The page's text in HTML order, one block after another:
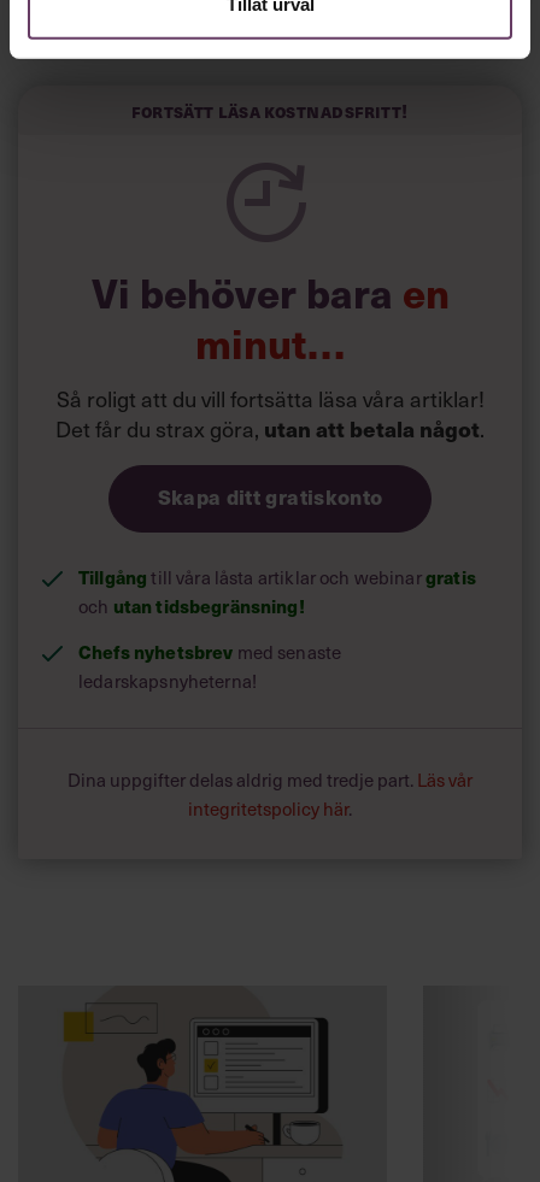
Horwitz har nu utvecklat sitt trick till en affärsidé: appen
Sinceerly som konverterar formellt och minutiöst
kortfattat slarviga vd-stilen.
Fortsätt läsa kostnadsfritt!
Vi behöver bara en
minut…
Så roligt att du vill fortsätta läsa våra artiklar!
Det får du strax göra, utan att betala något.
Skapa ditt gratiskonto
Tillgångtill våra låsta artiklar och webinargratis
och utan tidsbegränsning!
Chefs nyhetsbrev med senaste
ledarskapsnyheterna!
Dina uppgifter delas aldrig med tredje part. Läs vår
integritetspolicy här.